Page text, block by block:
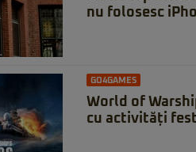
nu folosesc
GO4GAMES
World of
cu activități